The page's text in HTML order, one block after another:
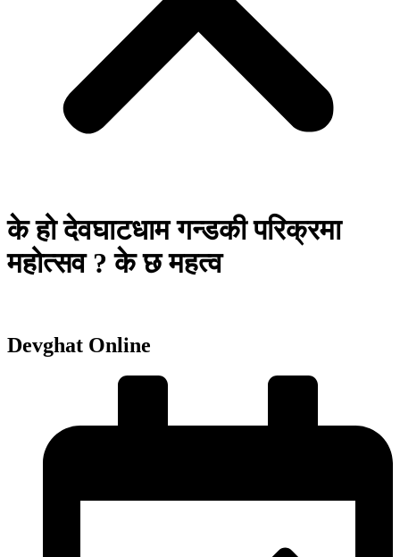
के हो देवघाटधाम गन्डकी परिक्रमा
महोत्सव ? के छ महत्व
Devghat Online